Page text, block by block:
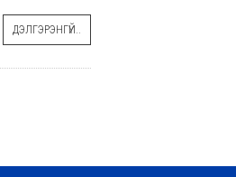
ДЭЛГЭРЭНГҮЙ..